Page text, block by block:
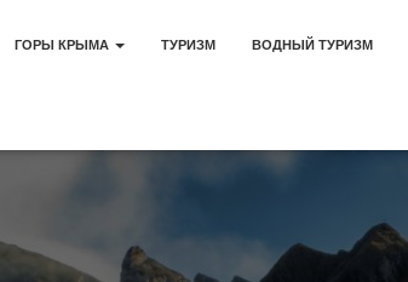
ГОРЫ КРЫМА ТУРИЗМ ВОДНЫЙ ТУРИЗМ